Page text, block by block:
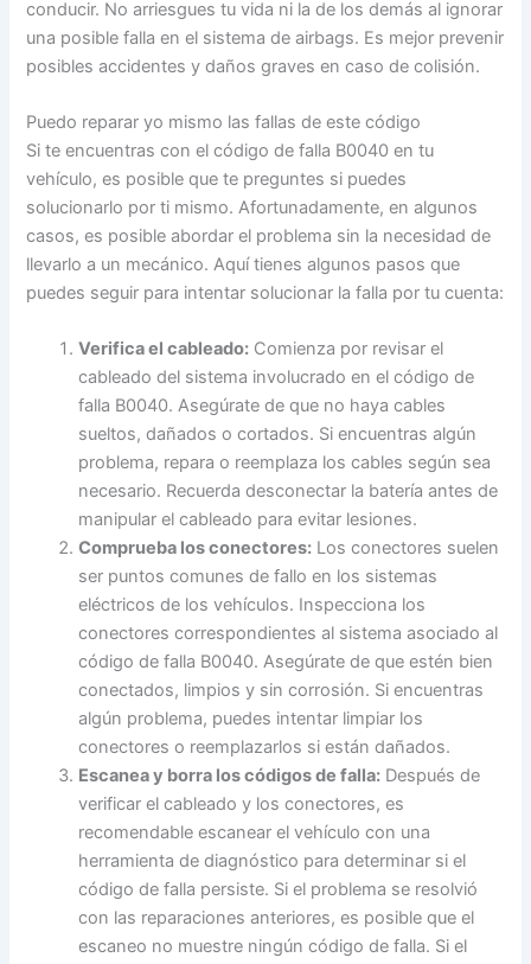
conducir. No arriesgues tu vida ni la de los demás al ignorar
una posible falla en el sistema de airbags. Es mejor prevenir
posibles accidentes y daños graves en caso de colisión.
Puedo reparar yo mismo las fallas de este código
Si te encuentras con el código de falla B0040 en tu
vehículo, es posible que te preguntes si puedes
solucionarlo por ti mismo. Afortunadamente, en algunos
casos, es posible abordar el problema sin la necesidad de
llevarlo a un mecánico. Aquí tienes algunos pasos que
puedes seguir para intentar solucionar la falla por tu cuenta:
Verifica el cableado: Comienza por revisar el
cableado del sistema involucrado en el código de
falla B0040. Asegúrate de que no haya cables
sueltos, dañados o cortados. Si encuentras algún
problema, repara o reemplaza los cables según sea
necesario. Recuerda desconectar la batería antes de
manipular el cableado para evitar lesiones.
Comprueba los conectores: Los conectores suelen
ser puntos comunes de fallo en los sistemas
eléctricos de los vehículos. Inspecciona los
conectores correspondientes al sistema asociado al
código de falla B0040. Asegúrate de que estén bien
conectados, limpios y sin corrosión. Si encuentras
algún problema, puedes intentar limpiar los
conectores o reemplazarlos si están dañados.
Escanea y borra los códigos de falla: Después de
verificar el cableado y los conectores, es
recomendable escanear el vehículo con una
herramienta de diagnóstico para determinar si el
código de falla persiste. Si el problema se resolvió
con las reparaciones anteriores, es posible que el
escaneo no muestre ningún código de falla. Si el